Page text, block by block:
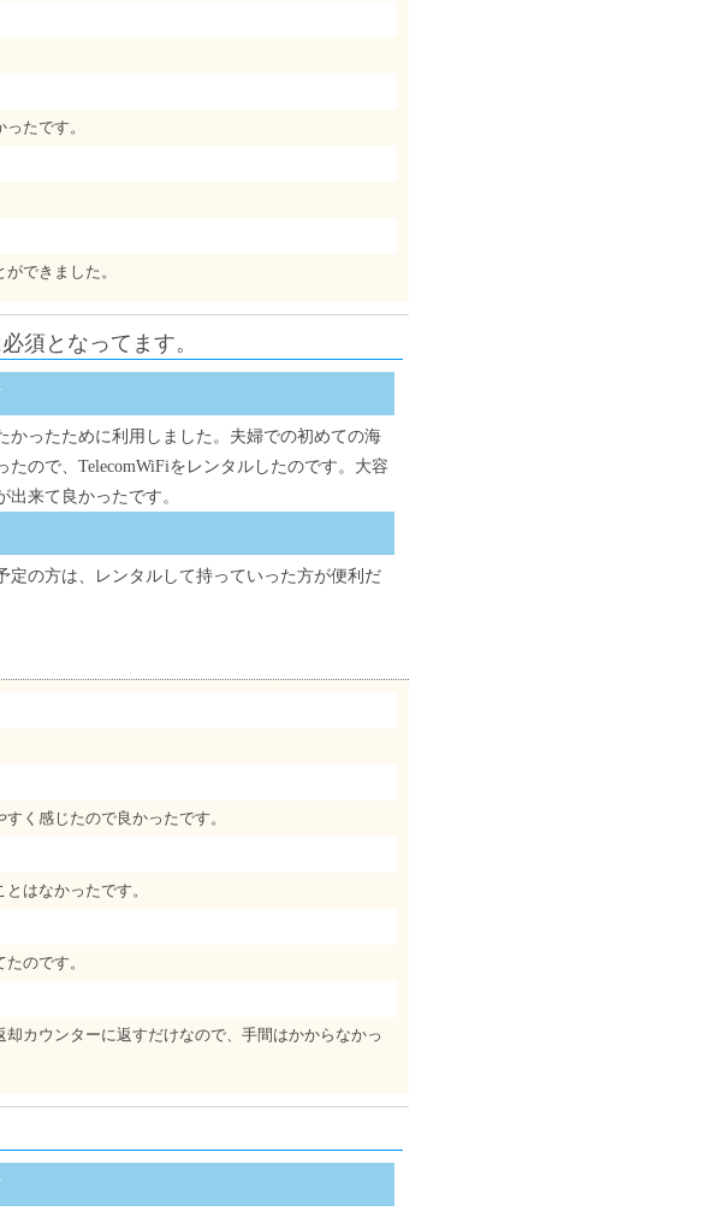
たです。
できました。
須となってます。
かったために利用しました。夫婦での初めての海
ので、TelecomWiFiをレンタルしたのです。大容
来て良かったです。
定の方は、レンタルして持っていった方が便利だ
く感じたので良かったです。
はなかったです。
のです。
カウンターに返すだけなので、手間はかからなかっ